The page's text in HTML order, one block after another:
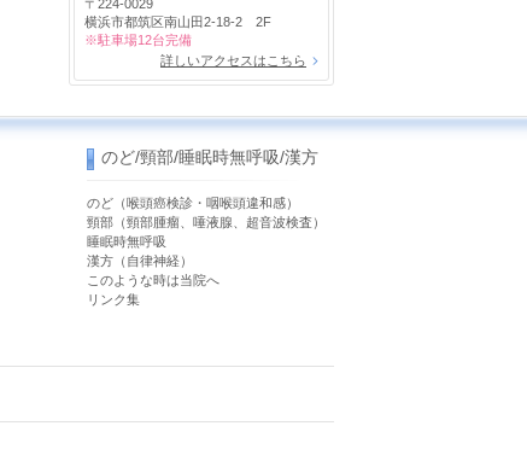
〒224-0029
横浜市都筑区南山田2-18-2 2F
※駐車場12台完備
詳しいアクセスはこちら
のど/頸部/睡眠時無呼吸/漢方
のど（喉頭癌検診・咽喉頭違和感）
頸部（頸部腫瘤、唾液腺、超音波検査）
睡眠時無呼吸
漢方（自律神経）
このような時は当院へ
リンク集